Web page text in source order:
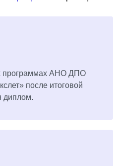
программах АНО ДПО
после итоговой
диплом.